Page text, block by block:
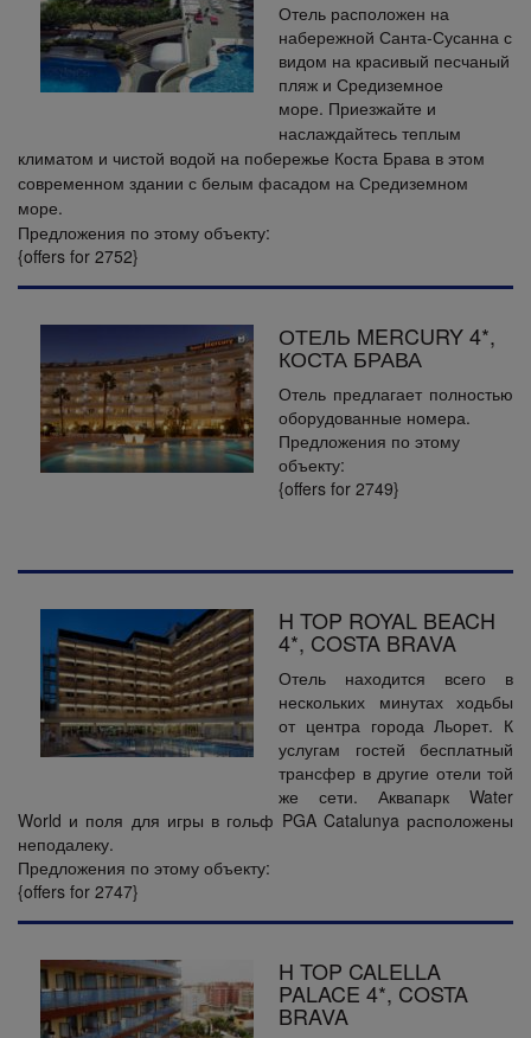
Отель расположен на
набережной Санта-Сусанна с
видом на красивый песчаный
пляж и Средиземное
море. Приезжайте и
наслаждайтесь теплым
климатом и чистой водой на побережье Коста Брава в этом
современном здании с белым фасадом на Средиземном
море.
Предложения по этому объекту:
{offers for 2752}
ОТЕЛЬ MERCURY 4*,
КОСТА БРАВА
Отель предлагает полностью
оборудованные номера.
Предложения по этому
объекту:
{offers for 2749}
H TOP ROYAL BEACH
4*, COSTA BRAVA
Отель находится всего в
нескольких минутах ходьбы
от центра города Льорет. К
услугам гостей бесплатный
трансфер в другие отели той
же сети. Аквапарк Water
World и поля для игры в гольф PGA Catalunya расположены
неподалеку.
Предложения по этому объекту:
{offers for 2747}
H TOP CALELLA
PALACE 4*, COSTA
BRAVA